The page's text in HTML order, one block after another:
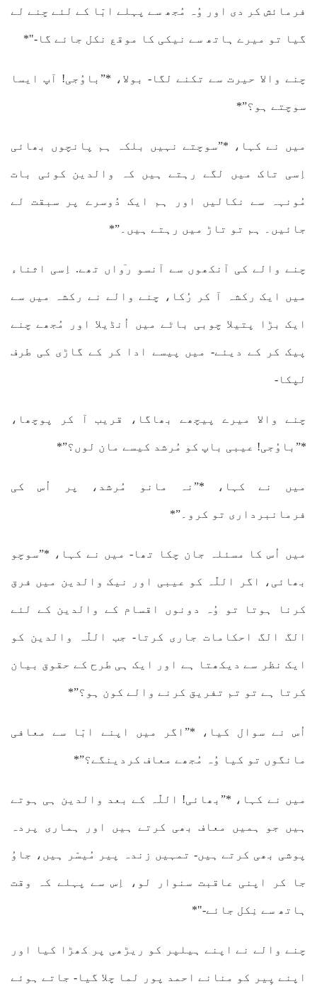
فرمائش کر دی اور وُہ مُجھ سے پہلے ابّا کے لئے چنے لے
گیا تو میرے ہاتھ سے نیکی کا موقع نکل جائے گا-"*
چنے والا حیرت سے تکنے لگا- بولا، *”باوُجی! آپ ایسا
سوچتے ہو؟”*
میں نے کہا، *”سوچتے نہیں بلکہ ہم پانچوں بھائی
اِسی تاک میں لگے رہتے ہیں کہ والدین کوئی بات
مُونہہ سے نکالیں اور ہم ایک دُوسرے پر سبقت لے
جائیں۔ ہم تو تاڑ میں رہتے ہیں۔”*
چنے والے کی آنکھوں سے آنسو رٙواں تھے. اِسی اثناء
میں ایک رکشہ آ کر رُکا، چنے والے نے رکشہ میں سے
ایک بڑا پتیلا چوبی باٹے میں اُنڈیلا اور مُجھے چنے
پیک کر کے دیئے- میں پیسے ادا کر کے گاڑی کی طرف
لپکا-
چنے والا میرے پیچھے بھاگا، قریب آ کر پوچھا،
*”باوُجی! عیبی باپ کو مُرشد کیسے مان لوں؟”*
میں نے کہا، *”نہ مانو مُرشد، پر اُس کی
فرمانبرداری تو کرو۔”*
میں اُس کا مسئلہ جان چکا تھا- میں نے کہا، *”سوچو
بھائی، اگر اللّٰہ کو عیبی اور نیک والدین میں فرق
کرنا ہوتا تو وُہ دونوں اقسام کے والدین کے لئے
الگ الگ احکامات جاری کرتا- جب اللّٰہ والدین کو
ایک نظر سے دیکھتا ہے اور ایک ہی طرح کے حقوق بیان
کرتا ہے تو تم تفریق کرنے والے کون ہو؟”*
اُس نے سوال کیا، *”اگر میں اپنے ابّا سے معافی
مانگوں تو کیا وُہ مُجھے معاف کردینگے؟”*
میں نے کہا، *”بھائی! اللّٰہ کے بعد والدین ہی ہوتے
ہیں جو ہمیں معاف بھی کرتے ہیں اور ہماری پردہ
پوشی بھی کرتے ہیں- تمہیں زندہ پیر مُیسّر ہیں، جاوُ
جا کر اپنی عاقبت سنوار لو، اِس سے پہلے کہ وقت
ہاتھ سے نِکل جائے-"*
چنے والے نے اپنے ہیلپر کو ریڑھی پر کھڑا کیا اور
اپنے پِیر کو منانے احمد پور لما چلا گیا- جاتے ہوئے